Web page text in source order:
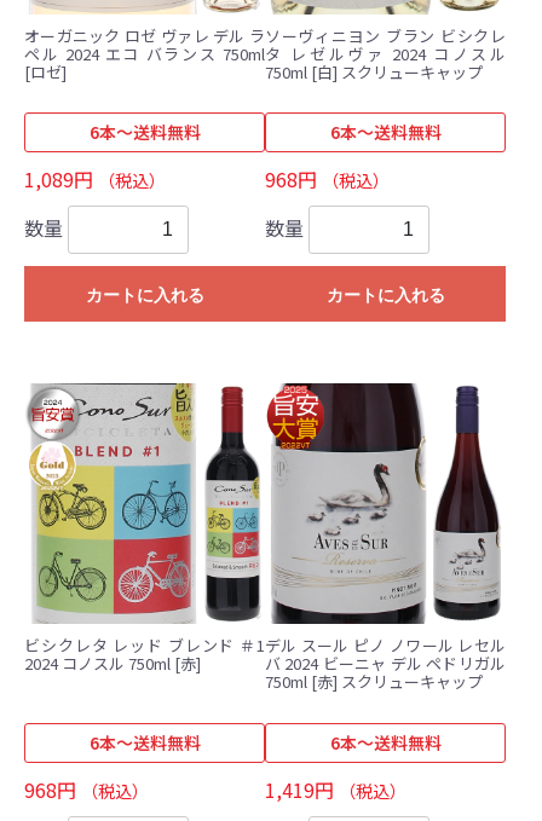
オーガニック ロゼ ヴァレ デル ラ
ペル 2024 エコ バランス 750ml
[ロゼ]
6本～送料無料
1,089円 （税込）
数量
カートに入れる
ソーヴィニヨン ブラン ビシクレ
タ レゼルヴァ 2024 コノスル
750ml [白] スクリューキャップ
6本～送料無料
968円 （税込）
数量
カートに入れる
ビシクレタ レッド ブレンド ＃1
2024 コノスル 750ml [赤]
6本～送料無料
968円 （税込）
デル スール ピノ ノワール レセル
バ 2024 ビーニャ デル ペドリガル
750ml [赤] スクリューキャップ
6本～送料無料
1,419円 （税込）